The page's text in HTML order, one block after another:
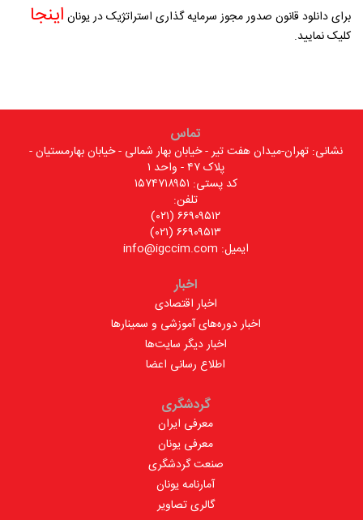
برای دانلود قانون صدور مجوز سرمایه گذاری استراتژیک در یونان اینجا
کلیک نمایید.
تماس
نشانی: تهران-میدان هفت تیر - خیابان بهار شمالی - خیابان بهارمستیان -
پلاک ۴۷ - واحد ۱
کد پستی: ۱۵۷۴۷۱۸۹۵۱
تلفن:
۶۶۹۰۹۵۱۲ (۰۲۱)
۶۶۹۰۹۵۱۳ (۰۲۱)
ایمیل: info@igccim.com
اخبار
اخبار اقتصادی
اخبار دوره‌های آموزشی و سمینارها
اخبار دیگر سایت‌ها
اطلاع رسانی اعضا
گردشگری
معرفی ایران
معرفی یونان
صنعت گردشگری
آمارنامه یونان
گالری تصاویر